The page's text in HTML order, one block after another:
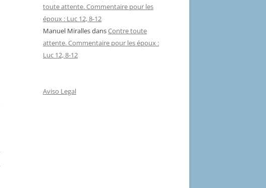
toute attente. Commentaire pour les
époux : Luc 12, 8-12
Manuel MirallesdansContre toute
attente. Commentaire pour les époux :
Luc 12, 8-12
Aviso Legal